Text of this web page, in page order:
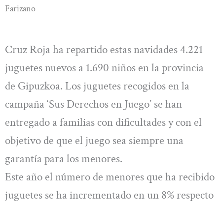
Farizano
Cruz Roja ha repartido estas navidades 4.221
juguetes nuevos a 1.690 niños en la provincia
de Gipuzkoa. Los juguetes recogidos en la
campaña ‘Sus Derechos en Juego’ se han
entregado a familias con dificultades y con el
objetivo de que el juego sea siempre una
garantía para los menores.
Este año el número de menores que ha recibido
juguetes se ha incrementado en un 8% respecto